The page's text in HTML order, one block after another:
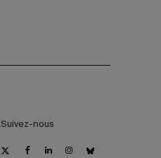
Suivez-nous